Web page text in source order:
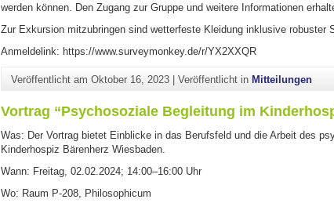
werden können. Den Zugang zur Gruppe und weitere Informationen
Zur Exkursion mitzubringen sind wetterfeste Kleidung inklusive robuster
Anmeldelink: https://www.surveymonkey.de/r/YX2XXQR
Veröffentlicht amOktober 16, 2023 |Veröffentlicht inMitteilungen
Vortrag “Psychosoziale Begleitung im
Was: Der Vortrag bietet Einblicke in das Berufsfeld und die Arbeit des
Kinderhospiz Bärenherz Wiesbaden.
Wann: Freitag, 02.02.2024; 14:00–16:00 Uhr
Wo: Raum P-208, Philosophicum